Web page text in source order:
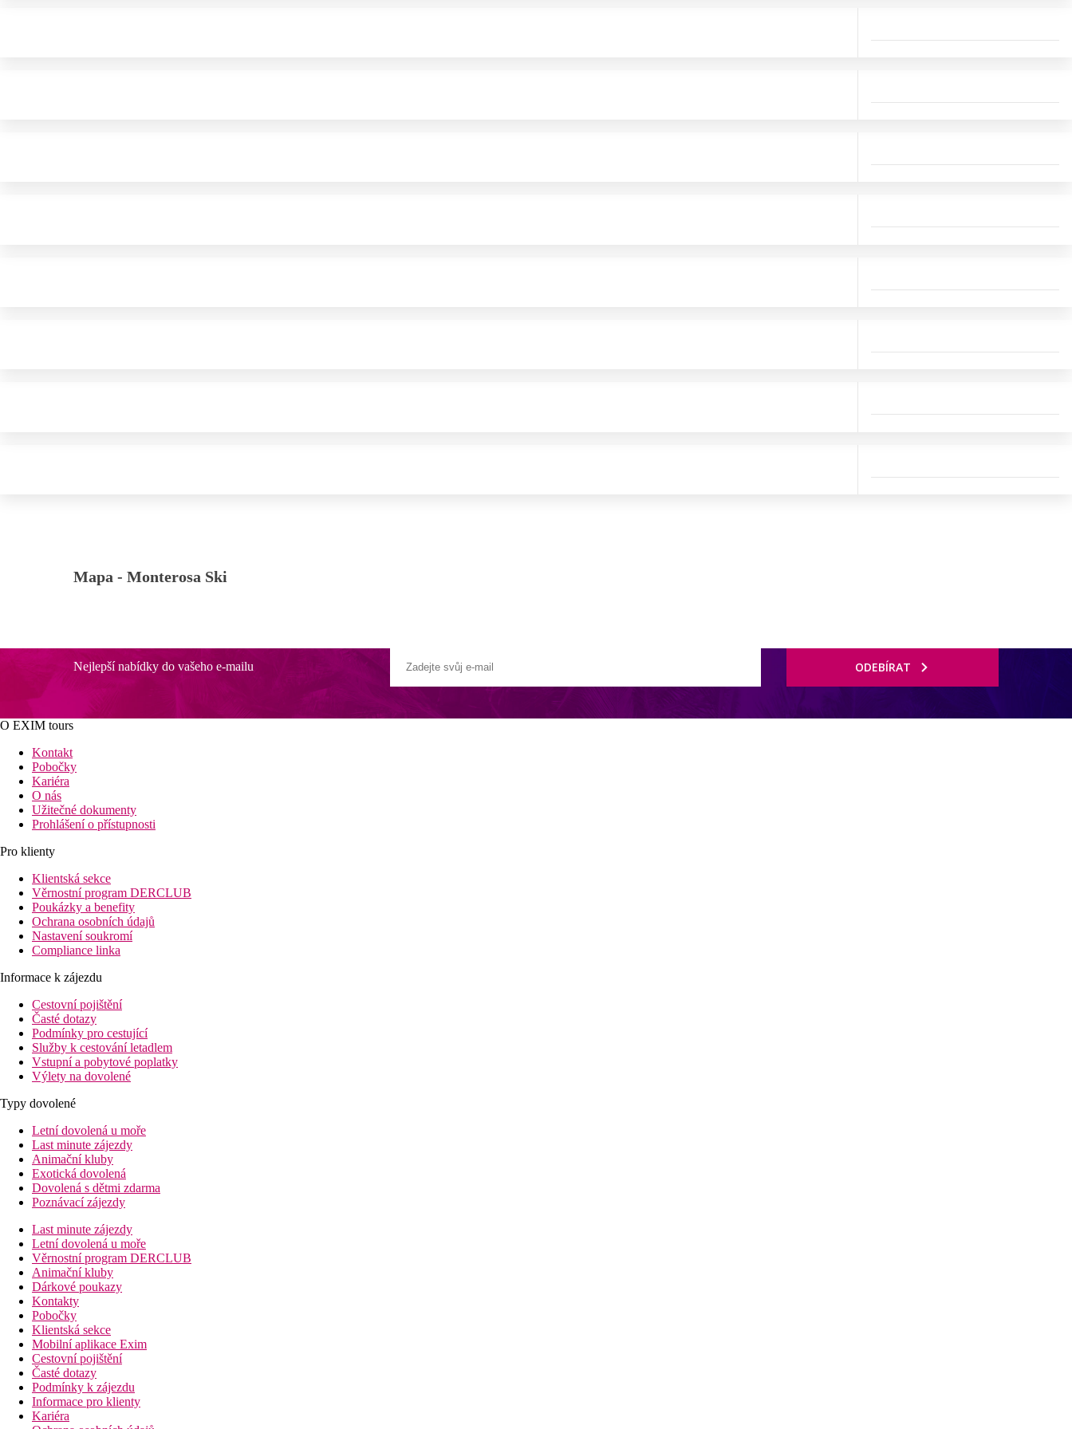
Mapa - Monterosa Ski
Nejlepší nabídky do vašeho e-mailu ODEBÍRAT
O EXIM tours
Kontakt
Pobočky
Kariéra
O nás
Užitečné dokumenty
Prohlášení o přístupnosti
Pro klienty
Klientská sekce
Věrnostní program DERCLUB
Poukázky a benefity
Ochrana osobních údajů
Nastavení soukromí
Compliance linka
Informace k zájezdu
Cestovní pojištění
Časté dotazy
Podmínky pro cestující
Služby k cestování letadlem
Vstupní a pobytové poplatky
Výlety na dovolené
Typy dovolené
Letní dovolená u moře
Last minute zájezdy
Animační kluby
Exotická dovolená
Dovolená s dětmi zdarma
Poznávací zájezdy
Last minute zájezdy
Letní dovolená u moře
Věrnostní program DERCLUB
Animační kluby
Dárkové poukazy
Kontakty
Pobočky
Klientská sekce
Mobilní aplikace Exim
Cestovní pojištění
Časté dotazy
Podmínky k zájezdu
Informace pro klienty
Kariéra